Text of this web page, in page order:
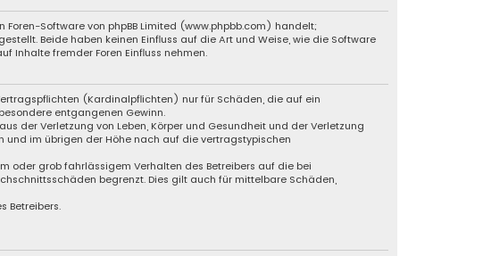
Foren-Software von phpBB Limited (www.phpbb.com) handelt;
Beide haben keinen Einfluss auf die Art und Weise, wie die Software
Inhalte fremder Foren Einfluss nehmen.
(Kardinalpflichten) nur für Schäden, die auf ein
entgangenen Gewinn.
der Verletzung von Leben, Körper und Gesundheit und der Verletzung
im übrigen der Höhe nach auf die vertragstypischen
oder grob fahrlässigem Verhalten des Betreibers auf die bei
begrenzt. Dies gilt auch für mittelbare Schäden,
Betreibers.